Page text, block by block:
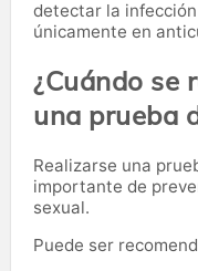
detectar la
únicamente en
¿Cuándo se
una prueba
Realizarse una
importante de
sexual.
Puede ser